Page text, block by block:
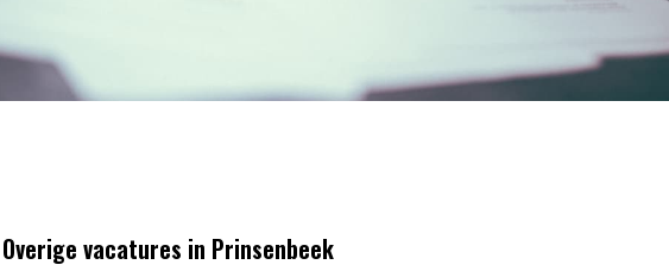
Overige vacatures in Prinsenbeek